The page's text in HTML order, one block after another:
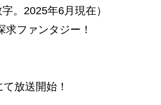
。2025年6月現在）
ファンタジー！
放送開始！